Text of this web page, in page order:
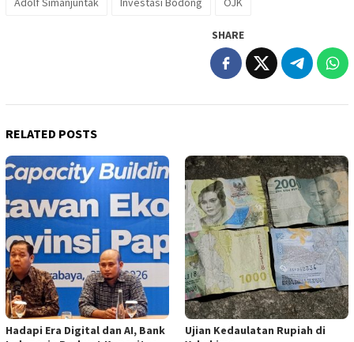
SHARE
RELATED POSTS
Hadapi Era Digital dan AI, Bank
Ujian Kedaulatan Rupiah di